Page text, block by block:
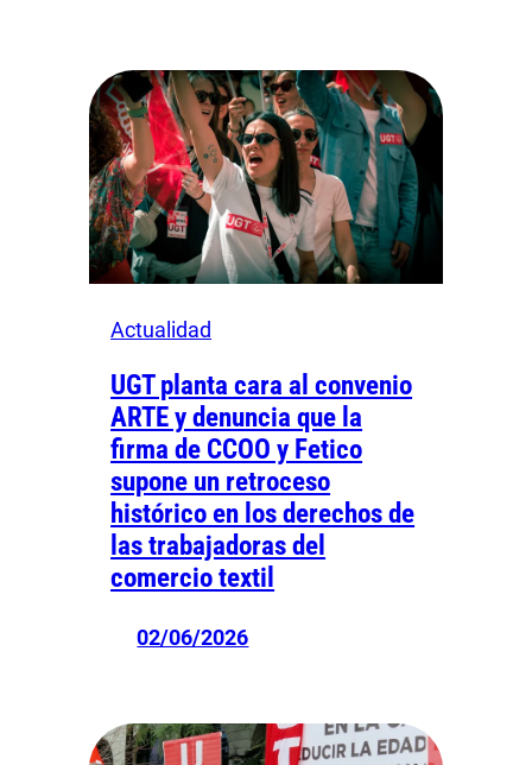
Actualidad
UGT planta cara al convenio
ARTE y denuncia que la
firma de CCOO y Fetico
supone un retroceso
histórico en los derechos de
las trabajadoras del
comercio textil
02/06/2026